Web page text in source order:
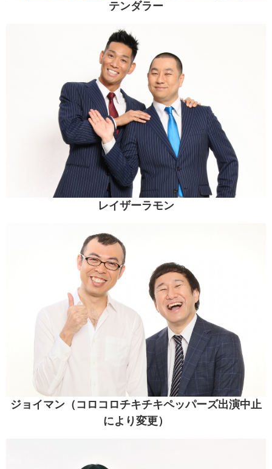
テンダラー
レイザーラモン
ジョイマン（コロコロチキチキペッパーズ出演中止
により変更）